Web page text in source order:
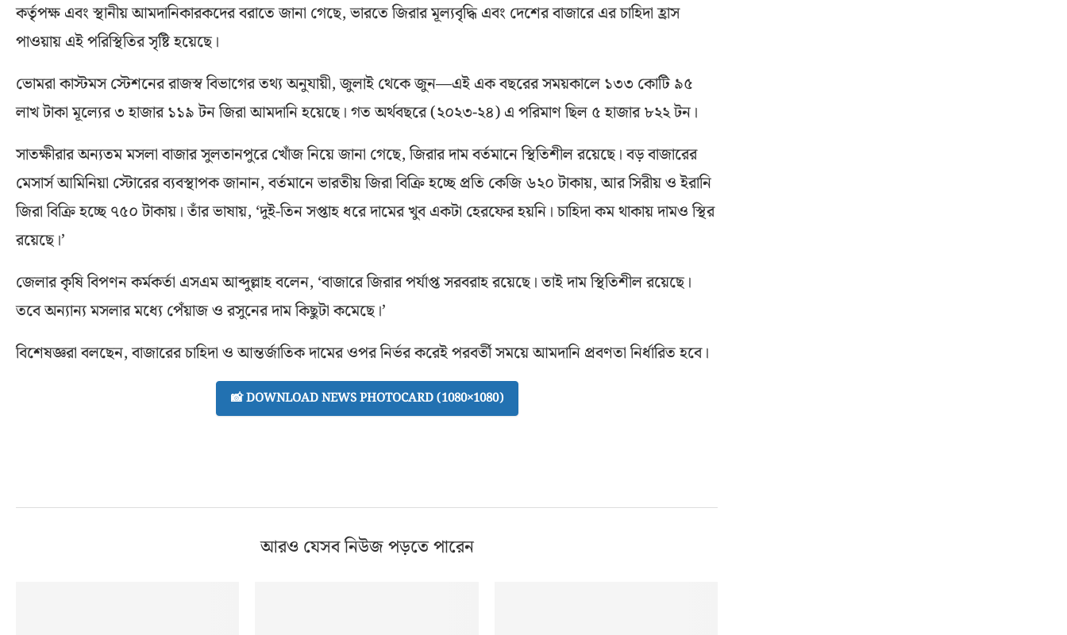
কর্তৃপক্ষ এবং স্থানীয় আমদানিকারকদের বরাতে জানা গেছে, ভারতে জিরার মূল্যবৃদ্ধি এবং দেশের বাজারে এর চাহিদা হ্রাস
পাওয়ায় এই পরিস্থিতির সৃষ্টি হয়েছে।
ভোমরা কাস্টমস স্টেশনের রাজস্ব বিভাগের তথ্য অনুযায়ী, জুলাই থেকে জুন—এই এক বছরের সময়কালে ১৩৩ কোটি ৯৫
লাখ টাকা মূল্যের ৩ হাজার ১১৯ টন জিরা আমদানি হয়েছে। গত অর্থবছরে (২০২৩-২৪) এ পরিমাণ ছিল ৫ হাজার ৮২২ টন।
সাতক্ষীরার অন্যতম মসলা বাজার সুলতানপুরে খোঁজ নিয়ে জানা গেছে, জিরার দাম বর্তমানে স্থিতিশীল রয়েছে। বড় বাজারের
মেসার্স আমিনিয়া স্টোরের ব্যবস্থাপক জানান, বর্তমানে ভারতীয় জিরা বিক্রি হচ্ছে প্রতি কেজি ৬২০ টাকায়, আর সিরীয় ও ইরানি
জিরা বিক্রি হচ্ছে ৭৫০ টাকায়। তাঁর ভাষায়, ‘দুই-তিন সপ্তাহ ধরে দামের খুব একটা হেরফের হয়নি। চাহিদা কম থাকায় দামও স্থির
রয়েছে।’
জেলার কৃষি বিপণন কর্মকর্তা এসএম আব্দুল্লাহ বলেন, ‘বাজারে জিরার পর্যাপ্ত সরবরাহ রয়েছে। তাই দাম স্থিতিশীল রয়েছে।
তবে অন্যান্য মসলার মধ্যে পেঁয়াজ ও রসুনের দাম কিছুটা কমেছে।’
বিশেষজ্ঞরা বলছেন, বাজারের চাহিদা ও আন্তর্জাতিক দামের ওপর নির্ভর করেই পরবর্তী সময়ে আমদানি প্রবণতা নির্ধারিত হবে।
📸 DOWNLOAD NEWS PHOTOCARD (1080×1080)
আরও যেসব নিউজ পড়তে পারেন